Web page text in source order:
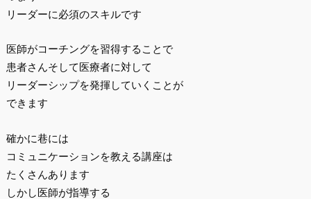
リーダーに必須のスキルです
医師がコーチングを習得することで
患者さんそして医療者に対して
リーダーシップを発揮していくことが
できます
確かに巷には
コミュニケーションを教える講座は
たくさんあります
しかし医師が指導する